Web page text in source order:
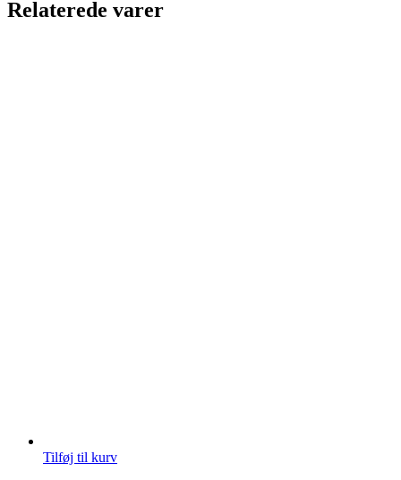
Relaterede varer
Tilføj til kurv